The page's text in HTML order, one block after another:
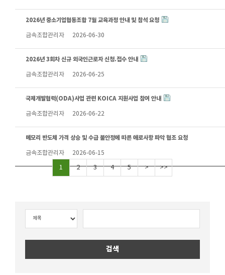
2026년 중소기업협동조합 7월 교육과정 안내 및 참석 요청
금속조합관리자 2026-06-30
2026년 3회차 신규 외국인근로자 신청.접수 안내
금속조합관리자 2026-06-25
국제개발협력(ODA)사업 관련 KOICA 지원사업 참여 안내
금속조합관리자 2026-06-22
메모리 반도체 가격 상승 및 수급 불안정에 따른 애로사항 파악 협조 요청
금속조합관리자 2026-06-15
1 2 3 4 5 > >>
검색